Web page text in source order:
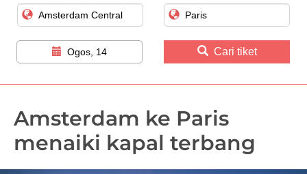
Ogos, 14 Cari tiket
Amsterdam ke Paris
menaiki kapal terbang